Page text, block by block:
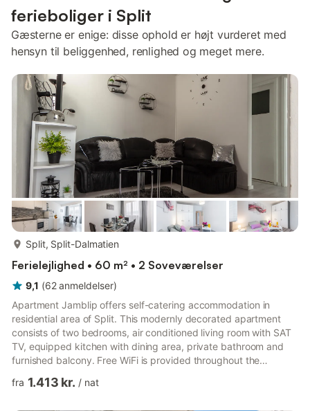
ferieboliger i Split
Gæsterne er enige: disse ophold er højt vurderet med
hensyn til beliggenhed, renlighed og meget mere.
Split, Split-Dalmatien
Ferielejlighed • 60 m² • 2 Soveværelser
9,1 (62 anmeldelser)
Apartment Jamblip offers self-catering accommodation in
residential area of Split. This modernly decorated apartment
consists of two bedrooms, air conditioned living room with SAT
TV, equipped kitchen with dining area, private bathroom and
furnished balcony. Free WiFi is provided throughout the
reservation is not possible and charges are applicable.
fra 1.413 kr. / nat